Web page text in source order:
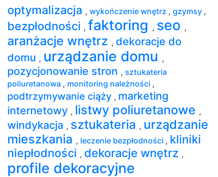
optymalizacja , wykończenie wnętrz , gzymsy ,
bezpłodności , faktoring , seo ,
aranżacje wnętrz , dekoracje do
domu , urządzanie domu ,
pozycjonowanie stron , sztukateria
poliuretanowa , monitoring należności ,
podtrzymywanie ciąży , marketing
internetowy , listwy poliuretanowe ,
windykacja , sztukateria , urządzanie
mieszkania , leczenie bezpłodności , kliniki
niepłodności , dekoracje wnętrz ,
profile dekoracyjne